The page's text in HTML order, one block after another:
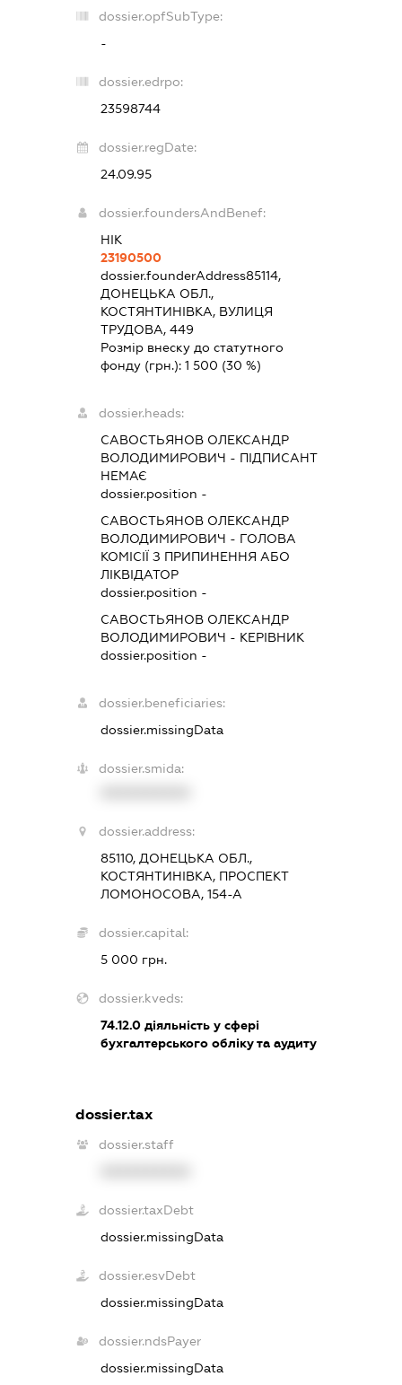
dossier.opfSubType:
-
dossier.edrpo:
23598744
dossier.regDate:
24.09.95
dossier.foundersAndBenef:
НІК
23190500
dossier.founderAddress85114,
ДОНЕЦЬКА ОБЛ.,
КОСТЯНТИНІВКА, ВУЛИЦЯ
ТРУДОВА, 449
Розмір внеску до статутного
фонду (грн.): 1 500 (30 %)
dossier.heads:
САВОСТЬЯНОВ ОЛЕКСАНДР
ВОЛОДИМИРОВИЧ - ПІДПИСАНТ
НЕМАЄ
dossier.position -
САВОСТЬЯНОВ ОЛЕКСАНДР
ВОЛОДИМИРОВИЧ - ГОЛОВА
КОМІСІЇ З ПРИПИНЕННЯ АБО
ЛІКВІДАТОР
dossier.position -
САВОСТЬЯНОВ ОЛЕКСАНДР
ВОЛОДИМИРОВИЧ - КЕРІВНИК
dossier.position -
dossier.beneficiaries:
dossier.missingData
dossier.smida:
dossier.address:
85110, ДОНЕЦЬКА ОБЛ.,
КОСТЯНТИНІВКА, ПРОСПЕКТ
ЛОМОНОСОВА, 154-А
dossier.capital:
5 000 грн.
dossier.kveds:
74.12.0діяльність у сфері
бухгалтерського обліку та аудиту
dossier.tax
dossier.staff
dossier.taxDebt
dossier.missingData
dossier.esvDebt
dossier.missingData
dossier.ndsPayer
dossier.missingData